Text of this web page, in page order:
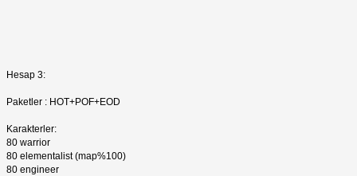
Hesap 3:
Paketler : HOT+POF+EOD
Karakterler:
80 warrior
80 elementalist (map%100)
80 engineer